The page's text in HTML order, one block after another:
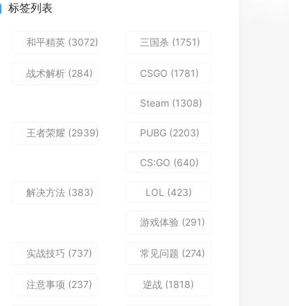
标签列表
和平精英 (3072) 三国杀 (1751)
战术解析 (284) CSGO (1781)
Steam (1308)
王者荣耀 (2939) PUBG (2203)
CS:GO (640)
解决方法 (383) LOL (423)
游戏体验 (291)
实战技巧 (737) 常见问题 (274)
注意事项 (237) 逆战 (1818)